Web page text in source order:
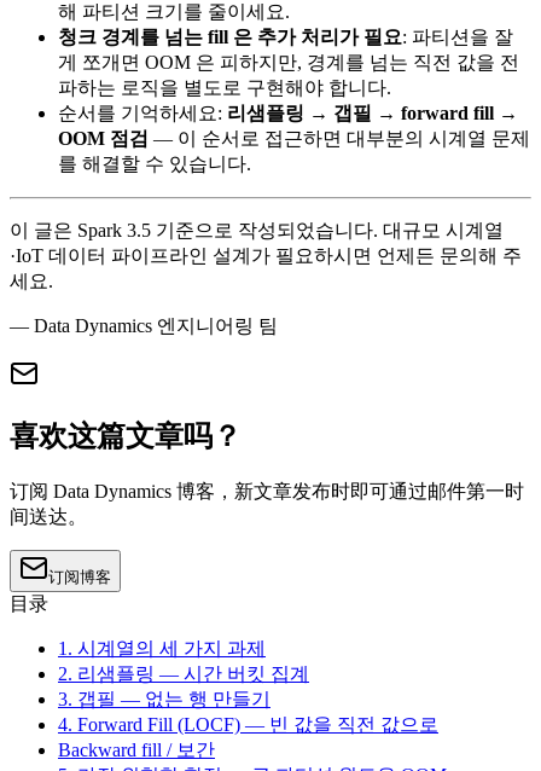
해 파티션 크기를 줄이세요.
청크 경계를 넘는 fill 은 추가 처리가 필요: 파티션을 잘
게 쪼개면 OOM 은 피하지만, 경계를 넘는 직전 값을 전
파하는 로직을 별도로 구현해야 합니다.
순서를 기억하세요: 리샘플링 → 갭필 → forward fill →
OOM 점검 — 이 순서로 접근하면 대부분의 시계열 문제
를 해결할 수 있습니다.
이 글은 Spark 3.5 기준으로 작성되었습니다. 대규모 시계열
·IoT 데이터 파이프라인 설계가 필요하시면 언제든 문의해 주
세요.
— Data Dynamics 엔지니어링 팀
喜欢这篇文章吗？
订阅 Data Dynamics 博客，新文章发布时即可通过邮件第一时
间送达。
订阅博客
目录
1. 시계열의 세 가지 과제
2. 리샘플링 — 시간 버킷 집계
3. 갭필 — 없는 행 만들기
4. Forward Fill (LOCF) — 빈 값을 직전 값으로
Backward fill / 보간